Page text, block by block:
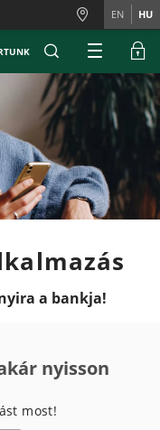
EN HU
a bankja!
nyisson
most!